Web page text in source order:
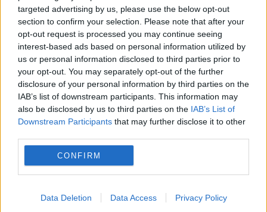
targeted advertising by us, please use the below opt-out
section to confirm your selection. Please note that after your
opt-out request is processed you may continue seeing
interest-based ads based on personal information utilized by
us or personal information disclosed to third parties prior to
your opt-out. You may separately opt-out of the further
disclosure of your personal information by third parties on the
IAB’s list of downstream participants. This information may
also be disclosed by us to third parties on the IAB’s List of
Downstream Participants that may further disclose it to other
CONFIRM
Data Deletion Data Access Privacy Policy
03/03/2026
MYRIAM, UN PARCOURS DE VIE DIFFICILE
A 53 ans Myriam a déjà connu plusieurs
désintoxications. Aujourd’hui...